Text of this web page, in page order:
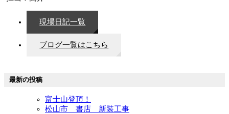
現場日記一覧
ブログ一覧はこちら
最新の投稿
富士山登頂！
松山市 書店 新装工事